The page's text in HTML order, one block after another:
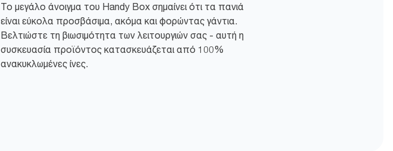
Το μεγάλο άνοιγμα του Handy Box σημαίνει ότι τα πανιά
είναι εύκολα προσβάσιμα, ακόμα και φορώντας γάντια.
Βελτιώστε τη βιωσιμότητα των λειτουργιών σας - αυτή η
συσκευασία προϊόντος κατασκευάζεται από 100%
ανακυκλωμένες ίνες.